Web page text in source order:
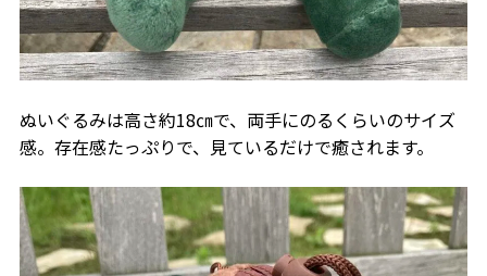
ぬいぐるみは高さ約18㎝で、両手にのるくらいのサイズ
感。存在感たっぷりで、見ているだけで癒されます。